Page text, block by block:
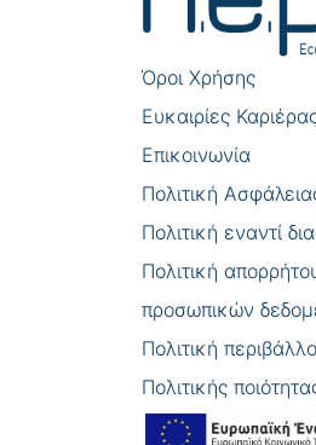
Όροι Χρήσης
Eυκαιρίες
Επικοινωνία
Πολιτική
Πολιτική εναντί
Πολιτική
προσωπικών
Πολιτική
Πολιτικής